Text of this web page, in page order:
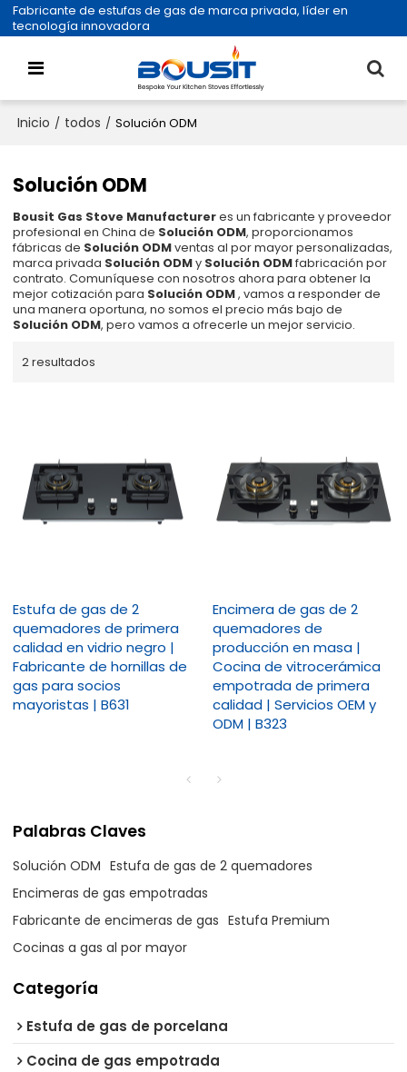
Fabricante de estufas de gas de marca privada, líder en
tecnología innovadora
Inicio / todos / Solución ODM
Solución ODM
Bousit Gas Stove Manufactureres un fabricante y proveedor
profesional en China de Solución ODM, proporcionamos
fábricas de Solución ODMventas al por mayor personalizadas,
marca privada Solución ODMy Solución ODMfabricación por
contrato. Comuníquese con nosotros ahora para obtener la
mejor cotización para Solución ODM, vamos a responder de
una manera oportuna, no somos el precio más bajo de
Solución ODM, pero vamos a ofrecerle un mejor servicio.
2 resultados
Estufa de gas de 2
quemadores de primera
calidad en vidrio negro |
Fabricante de hornillas de
gas para socios
mayoristas | B631
Encimera de gas de 2
quemadores de
producción en masa |
Cocina de vitrocerámica
empotrada de primera
calidad | Servicios OEM y
ODM | B323
Palabras Claves
Solución ODM Estufa de gas de 2 quemadores
Encimeras de gas empotradas
Fabricante de encimeras de gas Estufa Premium
Cocinas a gas al por mayor
Categoría
Estufa de gas de porcelana
Cocina de gas empotrada